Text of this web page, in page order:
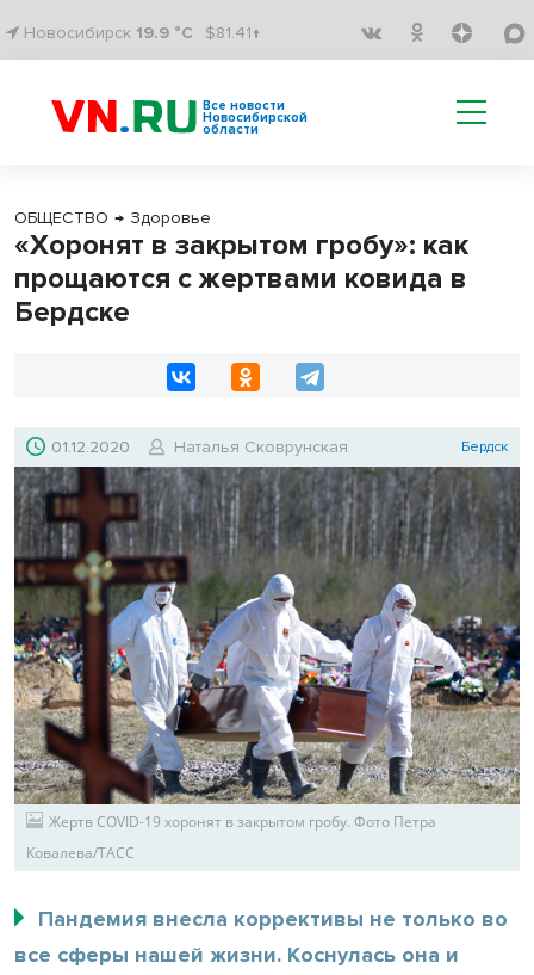
Новосибирск 19.9 °C $81.41↑
Все новости
Новосибирской
области
ОБЩЕСТВО → Здоровье
«Хоронят в закрытом гробу»: как
прощаются с жертвами ковида в
Бердске
01.12.2020 Наталья Сковрунская Бердск
Жертв COVID-19 хоронят в закрытом гробу. Фото Петра
Ковалева/ТАСС
Пандемия внесла коррективы не только во
все сферы нашей жизни. Коснулась она и